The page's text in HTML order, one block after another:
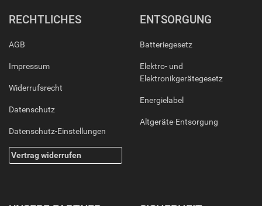
RECHTLICHES
AGB
Impressum
Widerrufsrecht
Datenschutz
Datenschutz-Einstellungen
Vertrag widerrufen
ENTSORGUNG
Batteriegesetz
Elektro- und
Elektronikgerätegesetz
Energielabel
Altgeräte-Entsorgung